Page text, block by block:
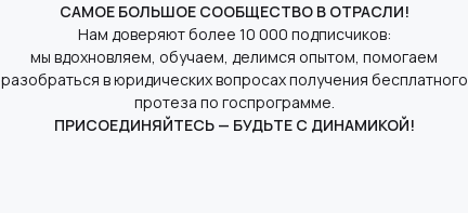
САМОЕ БОЛЬШОЕ СООБЩЕСТВО В ОТРАСЛИ!
Нам доверяют более 10 000 подписчиков:
мы вдохновляем, обучаем, делимся опытом, помогаем
разобраться в юридических вопросах получения бесплатного
протеза по госпрограмме.
ПРИСОЕДИНЯЙТЕСЬ — БУДЬТЕ С ДИНАМИКОЙ!